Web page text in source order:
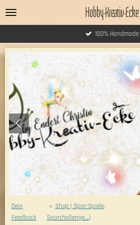
Zum
Hobby-Kreativ-Ecke
100% Handmade
Dein
Feedback
» Shop ( Spar-Spiele,
Sparchallenge....)